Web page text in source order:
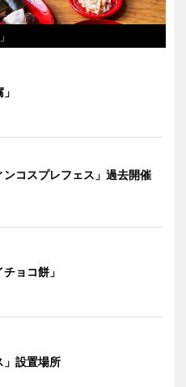
ンコスプレフェス」過去開催
チョコ餅」
」設置場所